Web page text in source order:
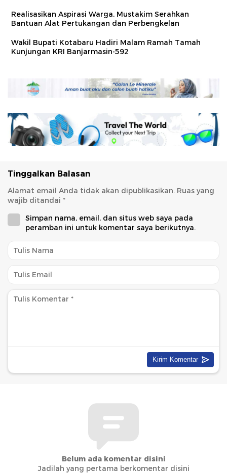
Realisasikan Aspirasi Warga, Mustakim Serahkan
Bantuan Alat Pertukangan dan Perbengkelan
Wakil Bupati Kotabaru Hadiri Malam Ramah Tamah
Kunjungan KRI Banjarmasin-592
Tinggalkan Balasan
Alamat email Anda tidak akan dipublikasikan. Ruas yang
wajib ditandai *
Simpan nama, email, dan situs web saya pada
peramban ini untuk komentar saya berikutnya.
Belum ada komentar disini
Jadilah yang pertama berkomentar disini